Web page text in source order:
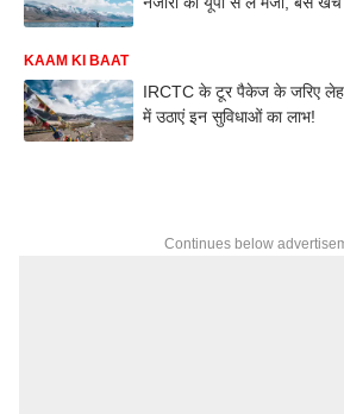
KAAM KI BAAT
IRCTC के टूर पैकेज के जरिए लेह-
में उठाएं इन सुविधाओं का लाभ!
Continues below